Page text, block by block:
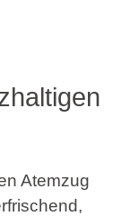
Atemzug